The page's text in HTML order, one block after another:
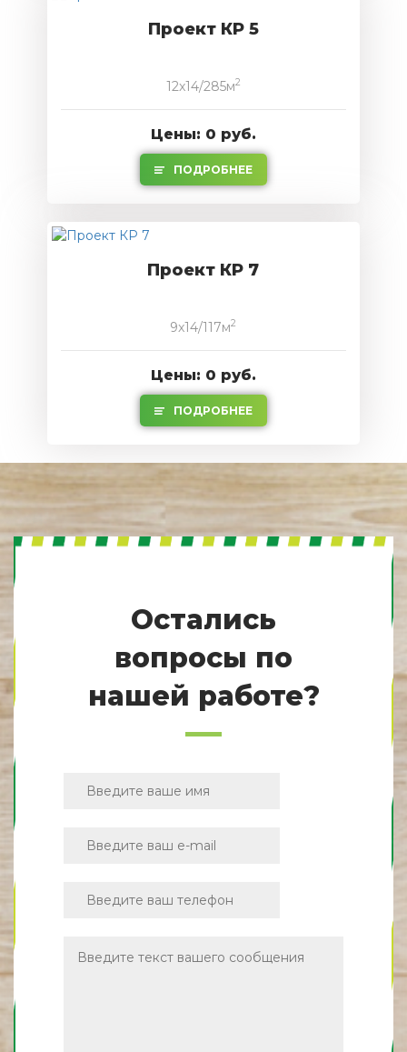
Проект КР 5
12x14/285м2
Цены: 0 руб.
ПОДРОБНЕЕ
Проект КР 7
9x14/117м2
Цены: 0 руб.
ПОДРОБНЕЕ
Остались
вопросы по
нашей работе?